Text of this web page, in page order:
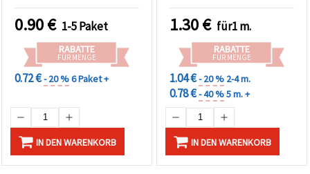
0.90€ 1-5 Paket
RABATTE
FÜR MENGE
0.72 €- 20 %6 Paket +
IN DEN WARENKORB
1.30€ für1 m.
RABATTE
FÜR MENGE
1.04 €- 20 % 2-4 m.
0.78 €- 40 %5 m. +
IN DEN WARENKORB